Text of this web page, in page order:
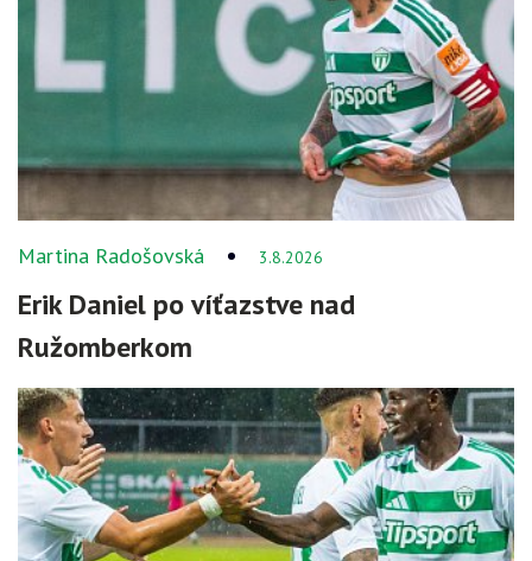
Martina Radošovská 3.8.2026
Erik Daniel po víťazstve nad
Ružomberkom